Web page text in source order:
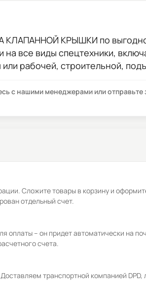
КЛАПАННОЙ КРЫШКИ по
на все виды спецтехники,
рабочей, строительной,
с нашими менеджерами или
Сложите товары в корзину и
отдельный счет.
оплаты – он придет автоматически на
счета.
транспортной компанией DPD,